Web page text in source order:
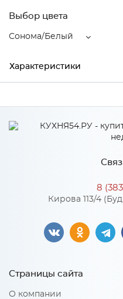
Выбор цвета
Сонома/Белый
Характеристики
Цвет
Особенности
Материал 2: ЛДСП
Количество упаковок: 2
8
Кирова 113/4
Страницы сайта
О компании